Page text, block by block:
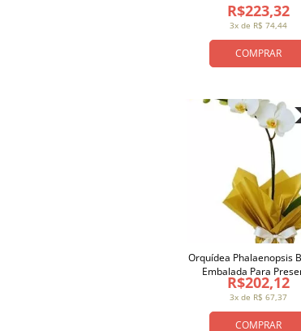
COMPRAR
3x de R$ 74,44
R$223,32
COMPRAR
3x de R$ 67,37
R$202,12
Orquídea Phalaenopsis
Embalada Para